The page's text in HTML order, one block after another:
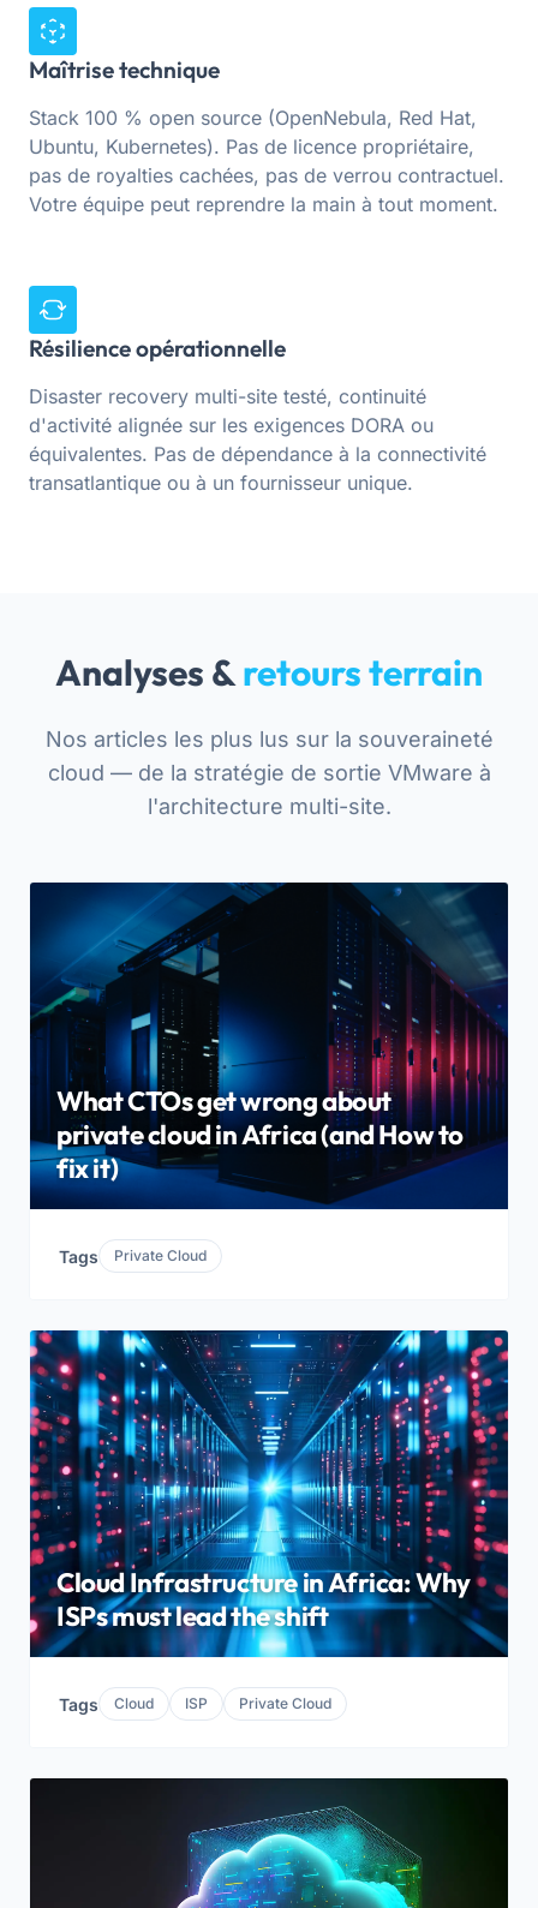
Maîtrise technique
Stack 100 % open source (OpenNebula, Red Hat,
Ubuntu, Kubernetes). Pas de licence propriétaire,
pas de royalties cachées, pas de verrou contractuel.
Votre équipe peut reprendre la main à tout moment.
Résilience opérationnelle
Disaster recovery multi-site testé, continuité
d'activité alignée sur les exigences DORA ou
équivalentes. Pas de dépendance à la connectivité
transatlantique ou à un fournisseur unique.
Analyses &retours terrain
Nos articles les plus lus sur la souveraineté
cloud — de la stratégie de sortie VMware à
l'architecture multi-site.
What CTOs get wrong about
private cloud in Africa (and How to
fix it)
Tags Private Cloud
Cloud Infrastructure in Africa: Why
ISPs must lead the shift
Tags Cloud ISP Private Cloud